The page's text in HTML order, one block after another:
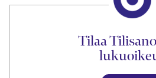
Tilaa